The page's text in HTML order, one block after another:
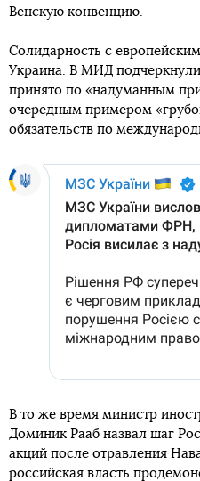
Венскую конвенцию.
Солидарность с
Украина. В МИД
принято по «надуманным
очередным примером
обязательств по
В то же время министр
Доминик Рааб назвал шаг
акций после отравления
российская власть